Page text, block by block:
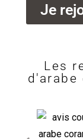
Je
Les